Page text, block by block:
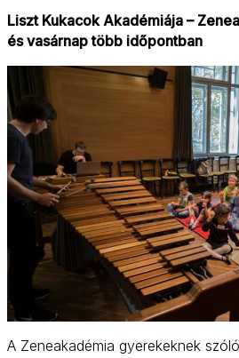
Liszt Kukacok Akadémiája –
és vasárnap több időpontban
A Zeneakadémia gyerekeknek